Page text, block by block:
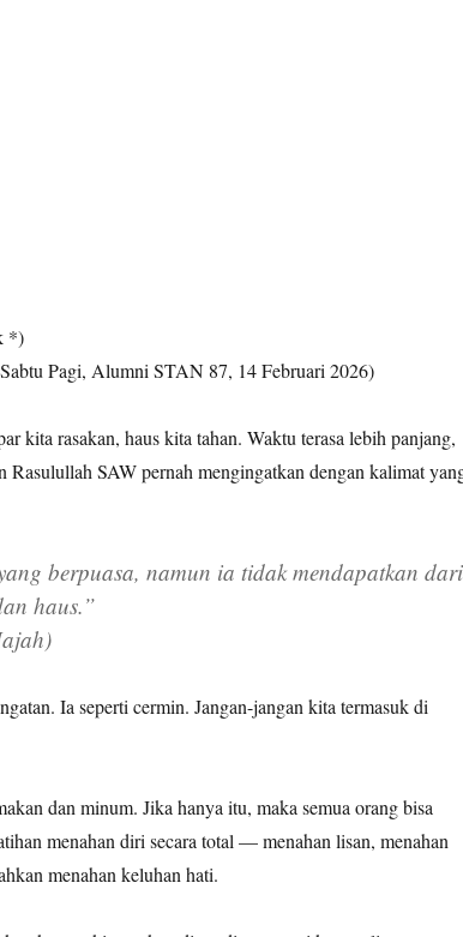
*)
Pagi, Alumni STAN 87, 14 Februari 2026)
kita rasakan, haus kita tahan. Waktu terasa lebih panjang,
Rasulullah SAW pernah mengingatkan dengan kalimat
berpuasa, namun ia tidak mendapatkan dari
haus.”
Ia seperti cermin. Jangan-jangan kita termasuk di
dan minum. Jika hanya itu, maka semua orang bisa
menahan diri secara total — menahan lisan, menahan
menahan keluhan hati.